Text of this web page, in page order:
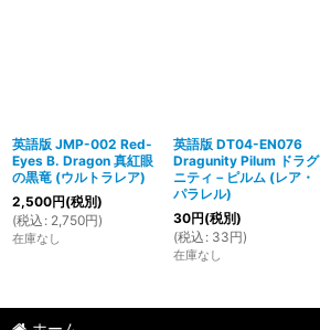
英語版 JMP-002 Red-
Eyes B. Dragon 真紅眼
の黒竜 (ウルトラレア)
2,500円(税別)
(税込 : 2,750円)
在庫なし
英語版 DT04-EN076
Dragunity Pilum ドラグ
ニティ－ピルム (レア・
パラレル)
30円(税別)
(税込 : 33円)
在庫なし